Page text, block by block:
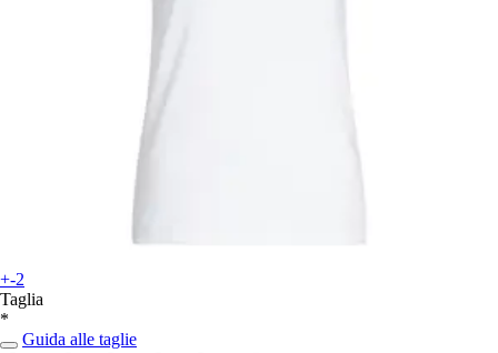
+-2
Taglia
*
Guida alle taglie